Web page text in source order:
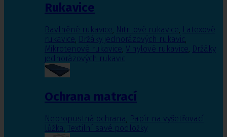
Rukavice
Bavlněné rukavice, Nitrilové rukavice, Latexové
rukavice, Držáky jednorázových rukavic,
Mikrotenové rukavice, Vinylové rukavice, Držáky
jednorázových rukavic
Ochrana matrací
Nepropustná ochrana, Papír na vyšetřovací
lůžka, Textilní savé podložky